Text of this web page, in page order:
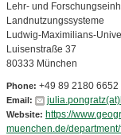
Lehr- und
Landnutzungssysteme
Ludwig-Maximilians-
Luisenstraße 37
80333 München
Phone: +49 89 2180 6652
Email:
Website: https://
muenchen.de/